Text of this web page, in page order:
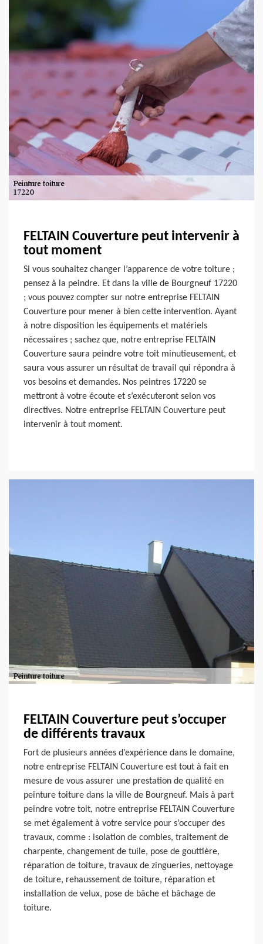
FELTAIN Couverture peut intervenir à
tout moment
Si vous souhaitez changer l’apparence de votre toiture ;
pensez à la peindre. Et dans la ville de Bourgneuf 17220
; vous pouvez compter sur notre entreprise FELTAIN
Couverture pour mener à bien cette intervention. Ayant
à notre disposition les équipements et matériels
nécessaires ; sachez que, notre entreprise FELTAIN
Couverture saura peindre votre toit minutieusement, et
saura vous assurer un résultat de travail qui répondra à
vos besoins et demandes. Nos peintres 17220 se
mettront à votre écoute et s’exécuteront selon vos
directives. Notre entreprise FELTAIN Couverture peut
intervenir à tout moment.
FELTAIN Couverture peut s’occuper
de différents travaux
Fort de plusieurs années d’expérience dans le domaine,
notre entreprise FELTAIN Couverture est tout à fait en
mesure de vous assurer une prestation de qualité en
peinture toiture dans la ville de Bourgneuf. Mais à part
peindre votre toit, notre entreprise FELTAIN Couverture
se met également à votre service pour s’occuper des
travaux, comme : isolation de combles, traitement de
charpente, changement de tuile, pose de gouttière,
réparation de toiture, travaux de zingueries, nettoyage
de toiture, rehaussement de toiture, réparation et
installation de velux, pose de bâche et bâchage de
toiture.